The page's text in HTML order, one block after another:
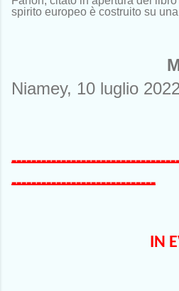
spirito europeo è costruito su
Niamey, 10 luglio 2022
-----------------------------